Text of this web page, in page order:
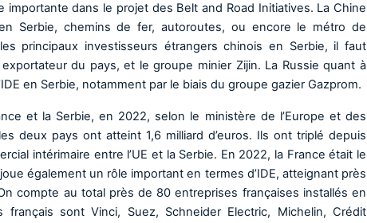
importante dans le projet des Belt and Road Initiatives. La Chine
Serbie, chemins de fer, autoroutes, ou encore le métro de
principaux investisseurs étrangers chinois en Serbie, il faut
du pays, et le groupe minier Zijin. La Russie quant à
en Serbie, notamment par le biais du groupe gazier Gazprom.
et la Serbie, en 2022, selon le ministère de l’Europe et des
deux pays ont atteint 1,6 milliard d’euros. Ils ont triplé depuis
intérimaire entre l’UE et la Serbie. En 2022, la France était le
également un rôle important en termes d’IDE, atteignant près
compte au total près de 80 entreprises françaises installés en
sont Vinci, Suez, Schneider Electric, Michelin, Crédit